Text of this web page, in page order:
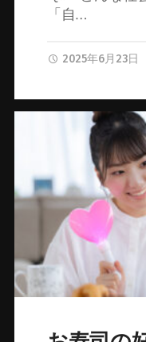
「自…
2025年6月23日